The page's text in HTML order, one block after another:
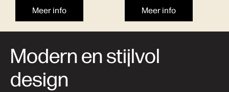
Meer info Meer info
Modern en stijlvol
design